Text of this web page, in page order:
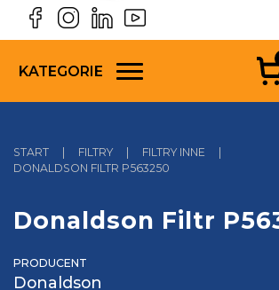
KATEGORIE
START | FILTRY | FILTRY INNE
|
DONALDSON FILTR P563250
Donaldson Filtr
PRODUCENT
Donaldson